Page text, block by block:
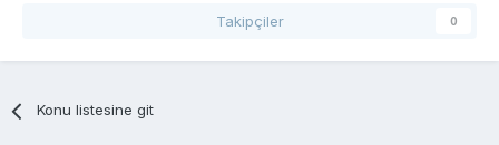
Takipçiler 0
Konu listesine git